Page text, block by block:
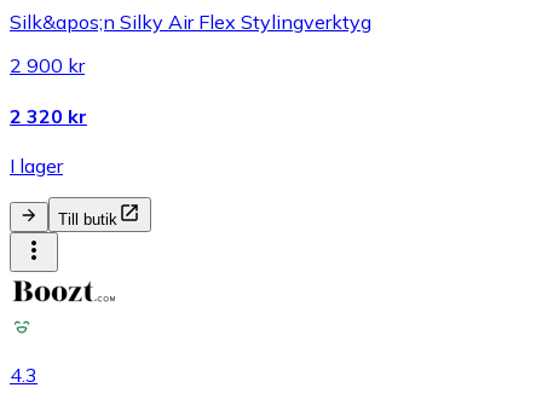
Silk&apos;n Silky Air Flex Stylingverktyg
2 900 kr
2 320 kr
I lager
Till butik
4.3